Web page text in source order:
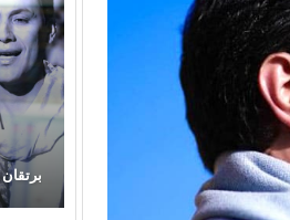
في غناء (الذكريات)
جديد